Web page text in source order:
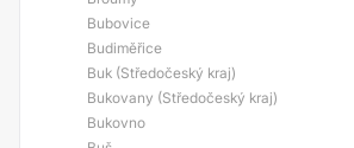
Bubovice
Budiměřice
Buk (Středočeský kraj)
Bukovany (Středočeský kraj)
Bukovno